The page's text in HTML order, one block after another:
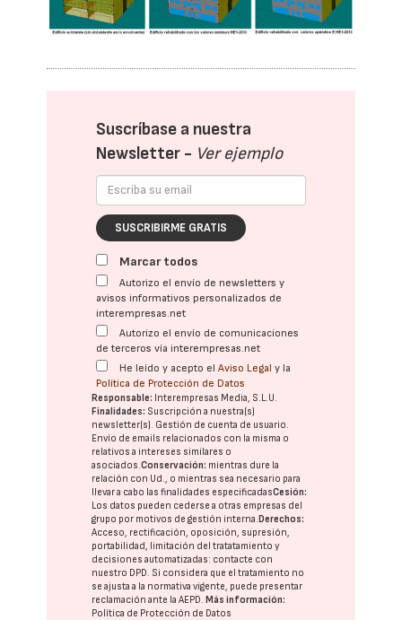
Suscríbase a nuestra
Newsletter - Ver ejemplo
SUSCRIBIRME GRATIS
Marcar todos
Autorizo el envío de newsletters y
avisos informativos personalizados de
interempresas.net
Autorizo el envío de comunicaciones
de terceros vía interempresas.net
He leído y acepto elAviso Legal y la
Política de Protección de Datos
Responsable: Interempresas Media, S.L.U.
Finalidades: Suscripción a nuestra(s)
newsletter(s). Gestión de cuenta de usuario.
Envío de emails relacionados con la misma o
relativos a intereses similares o
asociados.Conservación: mientras dure la
relación con Ud., o mientras sea necesario para
llevar a cabo las finalidades especificadasCesión:
Los datos pueden cederse a otras empresas del
grupo por motivos de gestión interna.Derechos:
Acceso, rectificación, oposición, supresión,
portabilidad, limitación del tratatamiento y
decisiones automatizadas: contacte con
nuestro DPD. Si considera que el tratamiento no
se ajusta a la normativa vigente, puede presentar
reclamación ante laAEPD.Más información:
Política de Protección de Datos